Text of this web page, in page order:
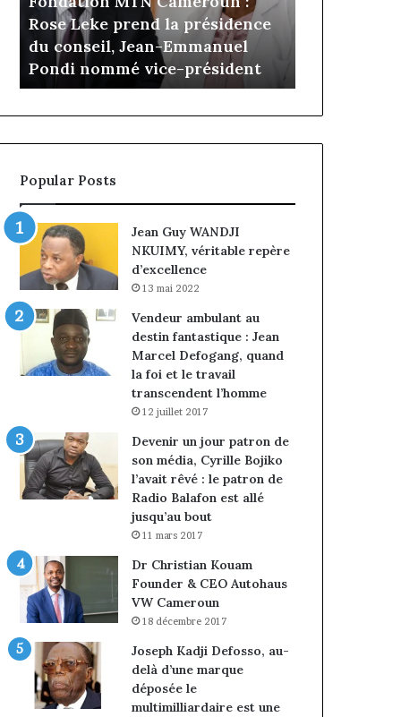
la
présidence
du
conseil,
Pondi
vice-
président
Rose Leke prend la présidence
du conseil, Jean-Emmanuel
Pondi nommé vice-président
de
sous
Popular Posts
Jean Guy WANDJI
NKUIMY, véritable repère
d’excellence
13 mai 2022
Vendeur ambulant au
destin fantastique : Jean
Marcel Defogang, quand
la foi et le travail
transcendent l’homme
12 juillet 2017
Devenir un jour patron de
son média, Cyrille Bojiko
l’avait rêvé : le patron de
Radio Balafon est allé
jusqu’au bout
11 mars 2017
Dr Christian Kouam
Founder & CEO Autohaus
VW Cameroun
18 décembre 2017
Joseph Kadji Defosso, au-
delà d’une marque
déposée le
multimilliardaire est une